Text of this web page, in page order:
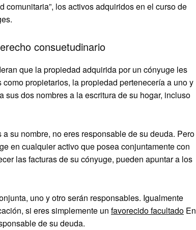
comunitaria”, los activos adquiridos en el curso de
consuetudinario
que la propiedad adquirida por un cónyuge les
propietarios, la propiedad pertenecería a uno y
dos nombres a la escritura de su hogar, incluso
a su nombre, no eres responsable de su deuda. Pero
en cualquier activo que posea conjuntamente con
las facturas de su cónyuge, pueden apuntar a los
uno y otro serán responsables. Igualmente
si eres simplemente un favorecido facultado En
de su deuda.